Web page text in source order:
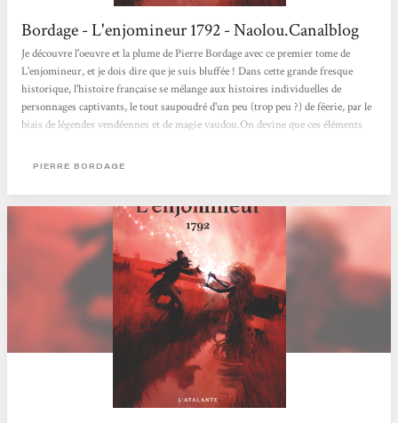
Bordage - L'enjomineur 1792 - Naolou.Canalblog
Je découvre l'oeuvre et la plume de Pierre Bordage avec ce premier tome de
L'enjomineur, et je dois dire que je suis bluffée ! Dans cette grande fresque
historique, l'histoire française se mélange aux histoires individuelles de
personnages captivants, le tout saupoudré d'un peu (trop peu ?) de féerie, par le
biais de légendes vendéennes et de magie vaudou.On devine que ces éléments
mieux. Du côté de la grande Histoire, on assiste à la première phase de la
PIERRE BORDAGE